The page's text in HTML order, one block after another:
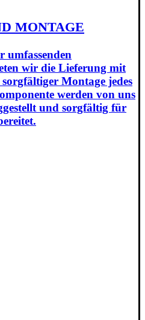
MONTAGE
umfassenden
wir die Lieferung mit
Montage jedes
werden von uns
und sorgfältig für